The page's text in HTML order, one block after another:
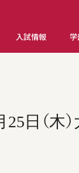
入試情報 学
25日（